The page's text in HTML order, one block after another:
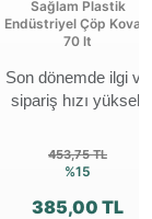
Sağlam Plastik
Endüstriyel Çöp Kovası
70 lt
Son dönemde ilgi ve
sipariş hızı yüksek
453,75 TL
%15
385,00 TL